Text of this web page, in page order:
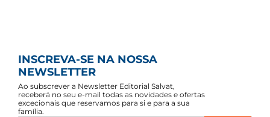
INSCREVA-SE NA NOSSA
NEWSLETTER
Ao subscrever a Newsletter Editorial Salvat,
receberá no seu e-mail todas as novidades e ofertas
excecionais que reservamos para si e para a sua
família.